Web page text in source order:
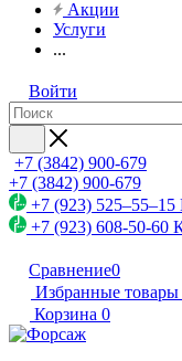
Акции
Услуги
...
Войти
+7 (3842) 900-679
+7 (3842) 900-679
+7 (923) 525–55–15
+7 (923) 608-50-60
Сравнение0
Избранные товары
Корзина 0